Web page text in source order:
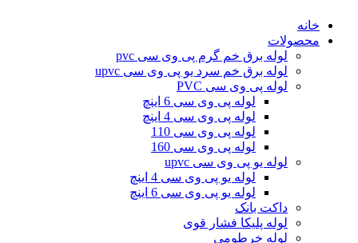
خانه
محصولات
لوله برق خم گرم پی وی سی pvc
لوله برق خم سرد یو پی وی سی upvc
لوله پی وی سی PVC
لوله پی وی سی 6 اینچ
لوله پی وی سی 4 اینچ
لوله پی وی سی 110
لوله پی وی سی 160
لوله یو پی وی سی upvc
لوله یو پی وی سی 4 اینچ
لوله یو پی وی سی 6 اینچ
داکت بانک
لوله پلیکا فشار قوی
لوله خرطومی